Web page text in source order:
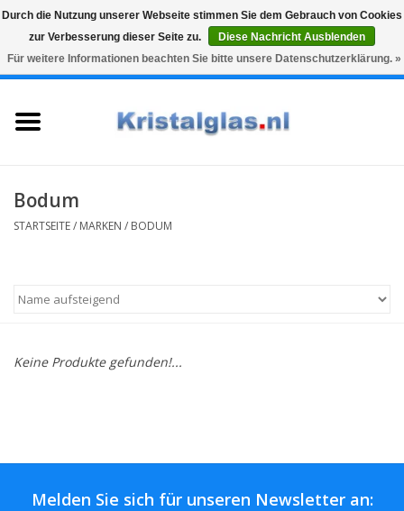
Snelle levering
Graveren
0 Artikel - €0,00
Karaffen
Geschenke
Bar & Wein
Bodum
STARTSEITE/ MARKEN / BODUM
Keine Produkte gefunden!...
Melden Sie sich für unseren Newsletter an:
Durch die Nutzung unserer Webseite stimmen Sie dem Gebrauch von Cookies
zur Verbesserung dieser Seite zu.
Diese Nachricht Ausblenden
Für weitere Informationen beachten Sie bitte unsere Datenschutzerklärung. »